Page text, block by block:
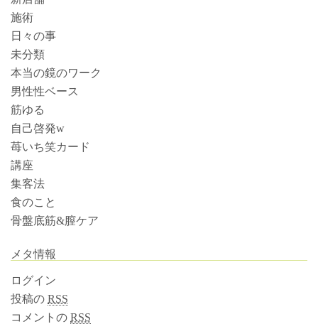
施術
日々の事
未分類
本当の鏡のワーク
男性性ベース
筋ゆる
自己啓発w
苺いち笑カード
講座
集客法
食のこと
骨盤底筋&膣ケア
メタ情報
ログイン
投稿の RSS
コメントの RSS